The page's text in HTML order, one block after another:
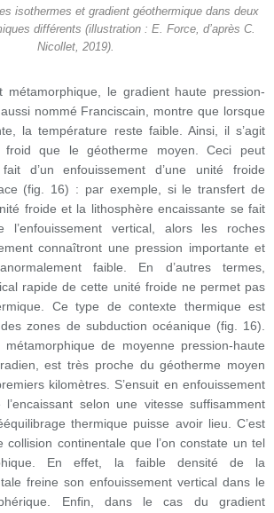
isothermes et gradient géothermique dans deux
différents (illustration : E. Force, d’après C.
Nicollet, 2019).
métamorphique, le gradient haute pression-
nommé Franciscain, montre que lorsque
la température reste faible. Ainsi, il s’agit
froid que le géotherme moyen. Ceci peut
d’un enfouissement d’une unité froide
(fig. 16) : par exemple, si le transfert de
froide et la lithosphère encaissante se fait
l’enfouissement vertical, alors les roches
connaîtront une pression importante et
faible. En d’autres termes,
rapide de cette unité froide ne permet pas
Ce type de contexte thermique est
zones de subduction océanique (fig. 16).
de moyenne pression-haute
est très proche du géotherme moyen
kilomètres. S’ensuit en enfouissement
selon une vitesse suffisamment
thermique puisse avoir lieu. C’est
collision continentale que l’on constate un tel
En effet, la faible densité de la
freine son enfouissement vertical dans le
Enfin, dans le cas du gradient